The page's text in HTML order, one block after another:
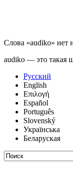
Слова «audiko» нет
audiko — это такая
Русский
English
Επιλογή
Español
Português
Slovenský
Українська
Беларуская